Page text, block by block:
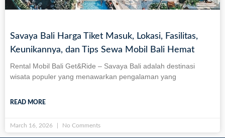
Savaya Bali Harga Tiket Masuk, Lokasi, Fasilitas,
Keunikannya, dan Tips Sewa Mobil Bali Hemat
Rental Mobil Bali Get&Ride – Savaya Bali adalah destinasi
wisata populer yang menawarkan pengalaman yang
READ MORE
March 16, 2026 No Comments